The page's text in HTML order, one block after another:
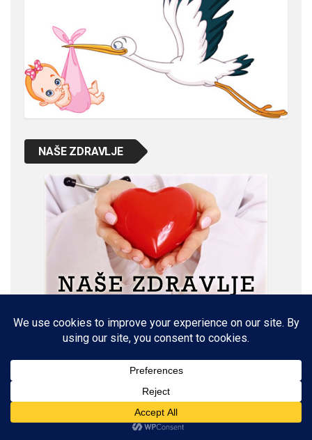
NAŠE ZDRAVLJE
VETERINARSKI KUTAK